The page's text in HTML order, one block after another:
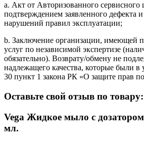
a. Акт от Авторизованного сервисного
подтверждением заявленного дефекта
нарушений правил эксплуатации;
b. Заключение организации, имеющей
услуг по независимой экспертизе
обязательно). Возврату/обмену не
надлежащего качества, которые были в
30 пункт 1 закона РК «О защите прав
Оставьте свой отзыв по товару:
Vega Жидкое мыло с
мл.